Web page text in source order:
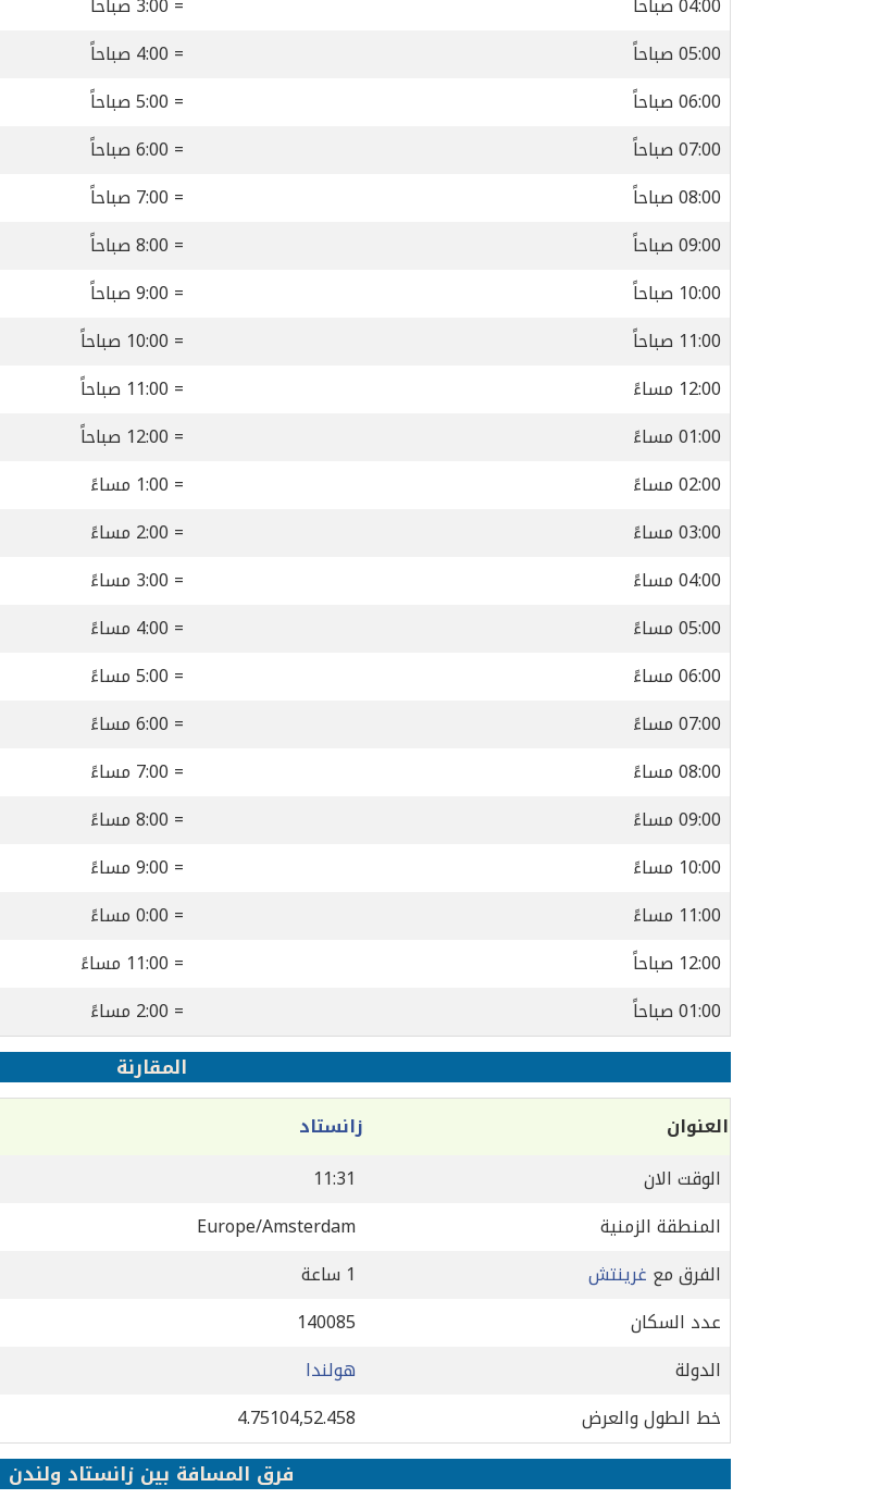
05:00 صباحاً
= 4:00 صباحاً
06:00 صباحاً
= 5:00 صباحاً
07:00 صباحاً
= 6:00 صباحاً
08:00 صباحاً
= 7:00 صباحاً
09:00 صباحاً
= 8:00 صباحاً
10:00 صباحاً
= 9:00 صباحاً
11:00 صباحاً
= 10:00 صباحاً
12:00 مساءً
= 11:00 صباحاً
01:00 مساءً
= 12:00 صباحاً
02:00 مساءً
= 1:00 مساءً
03:00 مساءً
= 2:00 مساءً
04:00 مساءً
= 3:00 مساءً
05:00 مساءً
= 4:00 مساءً
06:00 مساءً
= 5:00 مساءً
07:00 مساءً
= 6:00 مساءً
08:00 مساءً
= 7:00 مساءً
09:00 مساءً
= 8:00 مساءً
10:00 مساءً
= 9:00 مساءً
11:00 مساءً
= 0:00 مساءً
12:00 صباحاً
= 11:00 مساءً
01:00 صباحاً
= 2:00 مساءً
المقارنة
العنوان زانستاد
الوقت الان
11:31
المنطقة الزمنية
Europe/Amsterdam
الفرق مع غرينتش 1 ساعة
عدد السكان
140085
الدولة
هولندا
خط الطول والعرض
4.75104,52.458
فرق المسافة بين زانستاد ولندن